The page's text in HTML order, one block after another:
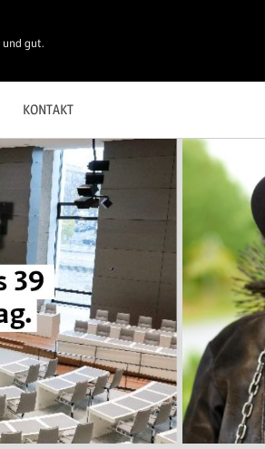
und gut.
KONTAKT